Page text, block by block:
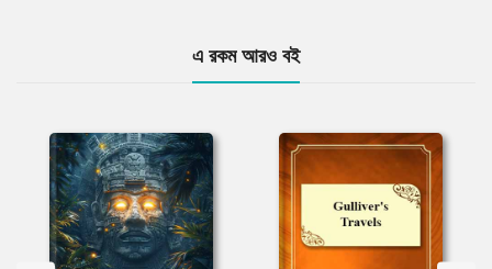
এ রকম আরও বই